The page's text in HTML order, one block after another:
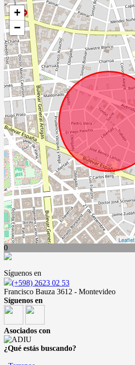
+
−
Leaflet
0
Síguenos en
(+598) 2623 02 53
Francisco Bauza 3612 - Montevideo
Síguenos en
Asociados con
¿Qué estás buscando?